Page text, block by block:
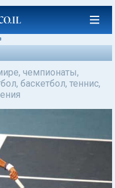
чемпионаты,
баскетбол, теннис,